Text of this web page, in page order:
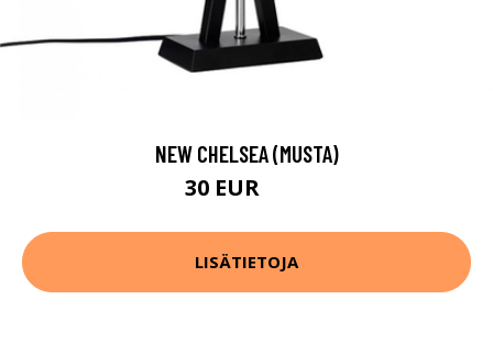
NEW CHELSEA (MUSTA)
30 EUR
LISÄTIETOJA